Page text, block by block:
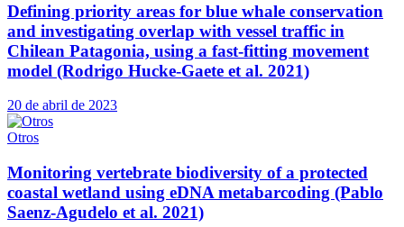
Defining priority areas for blue whale conservation
and investigating overlap with vessel traffic in
Chilean Patagonia, using a fast-fitting movement
model (Rodrigo Hucke-Gaete et al. 2021)
20 de abril de 2023
Otros
Monitoring vertebrate biodiversity of a protected
coastal wetland using eDNA metabarcoding (Pablo
Saenz-Agudelo et al. 2021)